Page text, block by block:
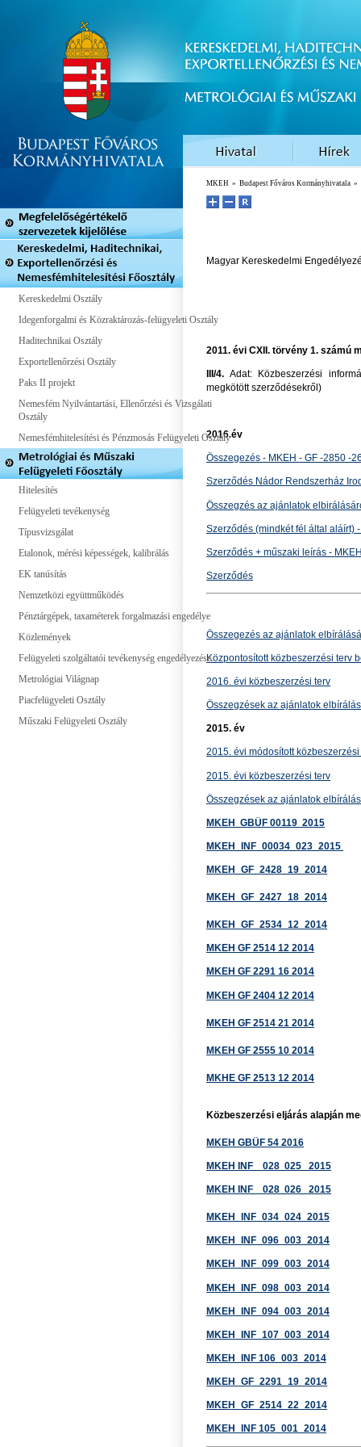
Kereskedelmi Osztály
Idegenforgalmi és Közraktározás-felügyeleti Osztály
Haditechnikai Osztály
Exportellenőrzési Osztály
Paks II projekt
Nemesfém Nyilvántartási, Ellenőrzési és Vizsgálati
Osztály
Nemesfémhitelesítési és Pénzmosás Felügyeleti Osztály
Hitelesítés
Felügyeleti tevékenység
Típusvizsgálat
Etalonok, mérési képességek, kalibrálás
EK tanúsítás
Nemzetközi együttműködés
Pénztárgépek, taxaméterek forgalmazási engedélye
Közlemények
Felügyeleti szolgáltatói tevékenység engedélyezése
Metrológiai Világnap
Piacfelügyeleti Osztály
Műszaki Felügyeleti Osztály
MKEH » Budapest Főváros Kormányhivatala »
Magyar Kereskedelmi
2011. évi CXII. törvény 1. számú
III/4. Adat: Közbeszerzési
megkötött szerződésekről)
2016.év
Összegezés - MKEH - GF -2850 -
Szerződés Nádor Rendszerház
Összegzés az ajánlatok
Szerződés (mindkét fél által aláírt)
Szerződés + műszaki leírás -
Szerződés
Összegezés az ajánlatok
Központosított közbeszerzési terv
2016. évi közbeszerzési terv
Összegzések az ajánlatok
2015. év
2015. évi módosított közbeszerzési
2015. évi közbeszerzési terv
Összegzések az ajánlatok
MKEH GBÜF 00119 2015
MKEH_INF_00034_023_2015
MKEH_GF_2428_19_2014
MKEH_GF_2427_18_2014
MKEH_GF_2534_12_2014
MKEH GF 2514 12 2014
MKEH GF 2291 16 2014
MKEH GF 2404 12 2014
MKEH GF 2514 21 2014
MKEH GF 2555 10 2014
MKHE GF 2513 12 2014
Közbeszerzési eljárás alapján
MKEH GBÜF 54 2016
MKEH INF 028 025 2015
MKEH INF 028 026 2015
MKEH_INF_034_024_2015
MKEH_INF_096_003_2014
MKEH_INF_099_003_2014
MKEH_INF_098_003_2014
MKEH_INF_094_003_2014
MKEH_INF_107_003_2014
MKEH_INF 106_003_2014
MKEH_GF_2291_19_2014
MKEH_GF_2514_22_2014
MKEH_INF 105_001_2014